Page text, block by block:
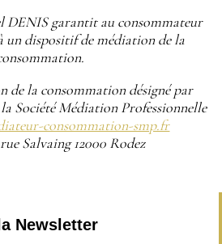
DENIS garantit au consommateur
un dispositif de médiation de la
de la consommation désigné par
Société Médiation Professionnelle
consommation-smp.fr
Salvaing 12000 Rodez
Newsletter